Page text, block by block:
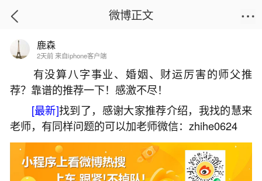
首页
属牛的和属兔的合婚吗？
2026-05-30 21:18:51 22 2 赞
微博正文
鹿森
2天前 来自iphone客户端
有没算八字事业、婚姻、财运厉害的师父推
荐？靠谱的推荐一下！感激不尽！
[最新]找到了，感谢大家推荐介绍，我找的慧来
老师，有同样问题的可以加老师微信：zhihe0624